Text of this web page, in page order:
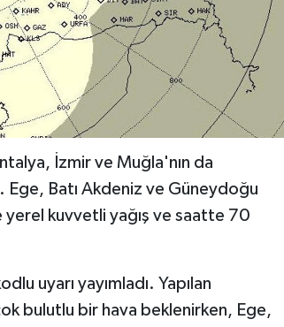
İzmir ve Muğla'nın da
Ege, Batı Akdeniz ve Güneydoğu
kuvvetli yağış ve saatte 70
uyarı yayımladı. Yapılan
bulutlu bir hava beklenirken, Ege,